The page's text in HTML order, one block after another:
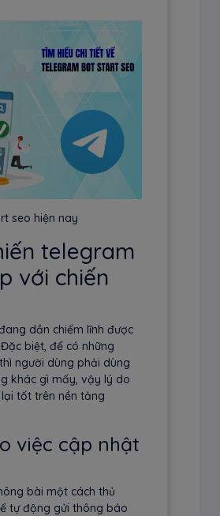
seo hiện nay
telegram
với chiến
dần chiếm lĩnh được
biệt, để có những
người dùng phải dùng
khác gì mấy, vậy lý do
tốt trên nền tảng
việc cập nhật
bài một cách thủ
tự động gửi thông báo